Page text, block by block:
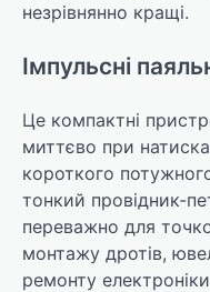
незрівнянно кращі.
Імпульсні
Це компактні
миттєво при
короткого
тонкий провідник-
переважно для
монтажу дротів,
ремонту